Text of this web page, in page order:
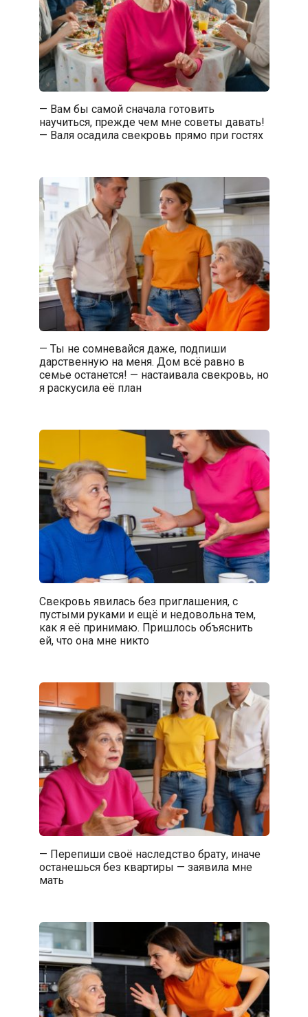
— Вам бы самой сначала готовить
научиться, прежде чем мне советы давать!
— Валя осадила свекровь прямо при гостях
— Ты не сомневайся даже, подпиши
дарственную на меня. Дом всё равно в
семье останется! — настаивала свекровь, но
я раскусила её план
Свекровь явилась без приглашения, с
пустыми руками и ещё и недовольна тем,
как я её принимаю. Пришлось объяснить
ей, что она мне никто
— Перепиши своё наследство брату, иначе
останешься без квартиры — заявила мне
мать